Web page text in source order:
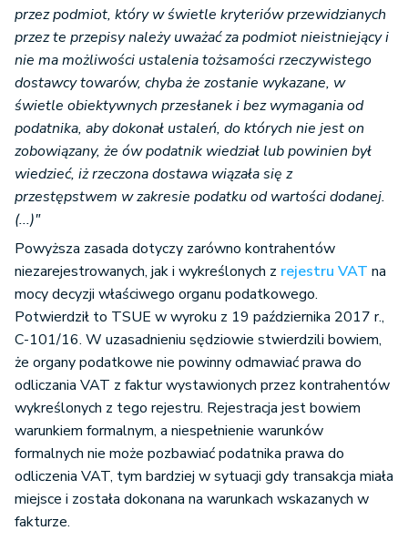
przez podmiot, który w świetle kryteriów przewidzianych
przez te przepisy należy uważać za podmiot nieistniejący i
nie ma możliwości ustalenia tożsamości rzeczywistego
dostawcy towarów, chyba że zostanie wykazane, w
świetle obiektywnych przesłanek i bez wymagania od
podatnika, aby dokonał ustaleń, do których nie jest on
zobowiązany, że ów podatnik wiedział lub powinien był
wiedzieć, iż rzeczona dostawa wiązała się z
przestępstwem w zakresie podatku od wartości dodanej.
(...)"
Powyższa zasada dotyczy zarówno kontrahentów
niezarejestrowanych, jak i wykreślonych z rejestru VAT na
mocy decyzji właściwego organu podatkowego.
Potwierdził to TSUE w wyroku z 19 października 2017 r.,
C-101/16. W uzasadnieniu sędziowie stwierdzili bowiem,
że organy podatkowe nie powinny odmawiać prawa do
odliczania VAT z faktur wystawionych przez kontrahentów
wykreślonych z tego rejestru. Rejestracja jest bowiem
warunkiem formalnym, a niespełnienie warunków
formalnych nie może pozbawiać podatnika prawa do
odliczenia VAT, tym bardziej w sytuacji gdy transakcja miała
miejsce i została dokonana na warunkach wskazanych w
fakturze.